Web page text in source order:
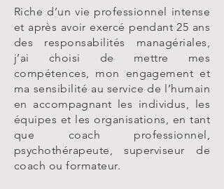
Riche d’un vie professionnel intense
et après avoir exercé pendant 25 ans
des responsabilités managériales,
j’ai choisi de mettre mes
compétences, mon engagement et
ma sensibilité au service de l’humain
en accompagnant les individus, les
équipes et les organisations, en tant
que coach professionnel,
psychothérapeute, superviseur de
coach ou formateur.